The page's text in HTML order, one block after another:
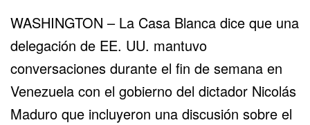
WASHINGTON – La Casa Blanca dice que una
delegación de EE. UU. mantuvo
conversaciones durante el fin de semana en
Venezuela con el gobierno del dictador Nicolás
Maduro que incluyeron una discusión sobre el